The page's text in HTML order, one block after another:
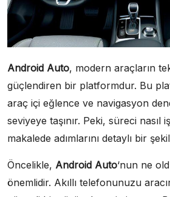
Android Auto, modern araçların
güçlendiren bir platformdur. Bu
araç içi eğlence ve navigasyon
seviyeye taşınır. Peki, süreci nasıl
makalede adımlarını detaylı bir
Öncelikle, Android Auto‘nun ne
önemlidir. Akıllı telefonunuzu